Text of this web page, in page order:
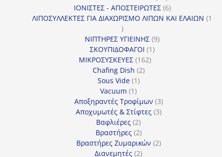
προϊόντα
ΙΟΝΙΣΤΕΣ - ΑΠΟΣΤΕΙΡΩΤΕΣ 66
προϊόντα
ΛΙΠΟΣΥΛΛΕΚΤΕΣ ΓΙΑ ΔΙΑΧΩΡΙΣΜΟ ΛΙΠΩΝ ΚΑΙ ΕΛΑΙΩΝ 1
1
προϊόν
ΝΙΠΤΗΡΕΣ ΥΓΙΕΙΝΗΣ 99
ΣΚΟΥΠΙΔΟΦΑΓΟΙ 11
ΜΙΚΡΟΣΥΣΚΕΥΕΣ 162162
Chafing Dish 22
Sous Vide 11
Vacuum 11
προϊόν
Αποξηραντές Τροφίμων 33
προϊόντα
Αποχυμωτές & Στίφτες 33
Βαφλιέρες 22
προϊόντα
Βραστήρες 22
προϊόντα
Βραστήρες Ζυμαρικών 22
Διανεμητές 22